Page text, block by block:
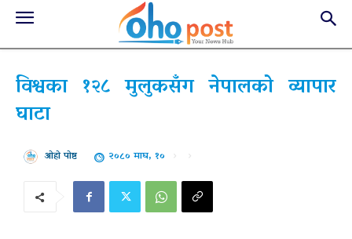
विश्वका १२८ मुलुकसँग नेपालको व्यापार
घाटा
ओहो पोष्ट २०८० माघ, १०